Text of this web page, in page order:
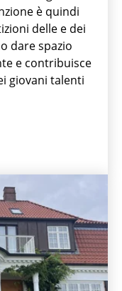
è quindi
delle e dei
dare spazio
e contribuisce
giovani talenti